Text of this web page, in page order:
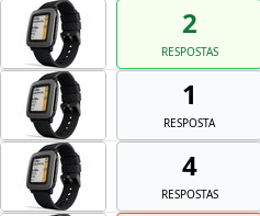
2
RESPOSTAS
1
RESPOSTA
4
RESPOSTAS